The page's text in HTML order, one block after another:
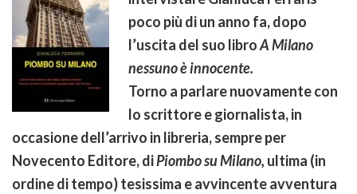
poco più di un anno fa, dopo
l’uscita del suo libroA Milano
nessuno è innocente.
Torno a parlare nuovamente con
lo scrittore e giornalista, in
occasione dell’arrivo in libreria, sempre per
Novecento Editore, diPiombo su Milano, ultima (in
ordine di tempo) tesissima e avvincente avventura